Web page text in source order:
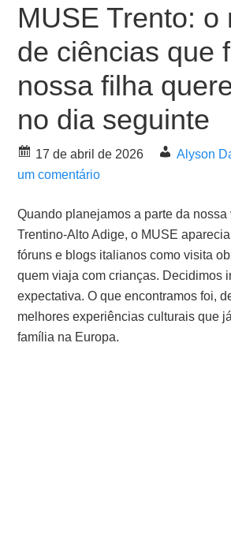
MUSE Trento: o
de ciências que
nossa filha
no dia seguinte
17 de abril de 2026 Alyson
um comentário
Quando planejamos a parte da
Trentino-Alto Adige, o MUSE
fóruns e blogs italianos como visita
quem viaja com crianças. Decidimos
expectativa. O que encontramos foi,
melhores experiências culturais que
família na Europa.